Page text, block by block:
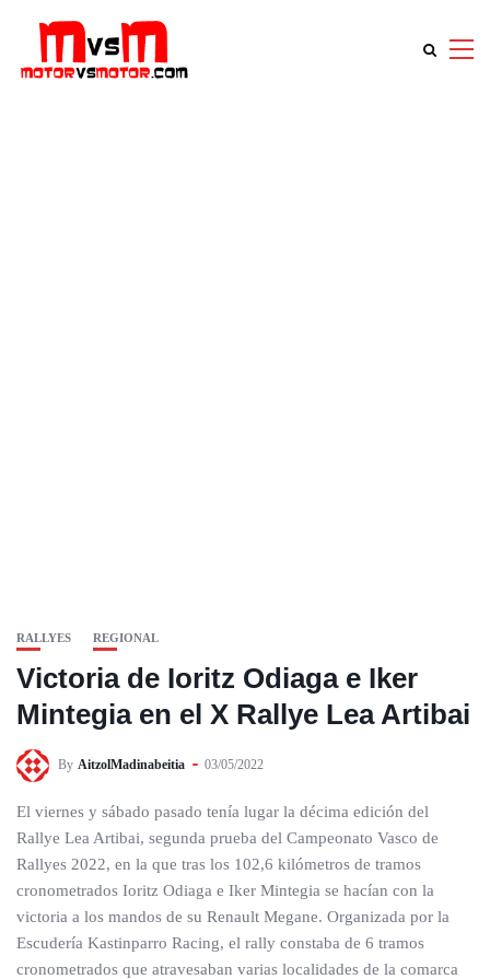
RALLYES REGIONAL
Victoria de Ioritz Odiaga e Iker
Mintegia en el X Rallye Lea Artibai
By AitzolMadinabeitia 03/05/2022
El viernes y sábado pasado tenía lugar la décima edición del
Rallye Lea Artibai, segunda prueba del Campeonato Vasco de
Rallyes 2022, en la que tras los 102,6 kilómetros de tramos
cronometrados Ioritz Odiaga e Iker Mintegia se hacían con la
victoria a los mandos de su Renault Megane. Organizada por la
Escudería Kastinparro Racing, el rally constaba de 6 tramos
cronometrados que atravesaban varias localidades de la comarca